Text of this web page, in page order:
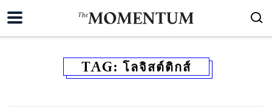
TAG: โลจิสต์ติกส์